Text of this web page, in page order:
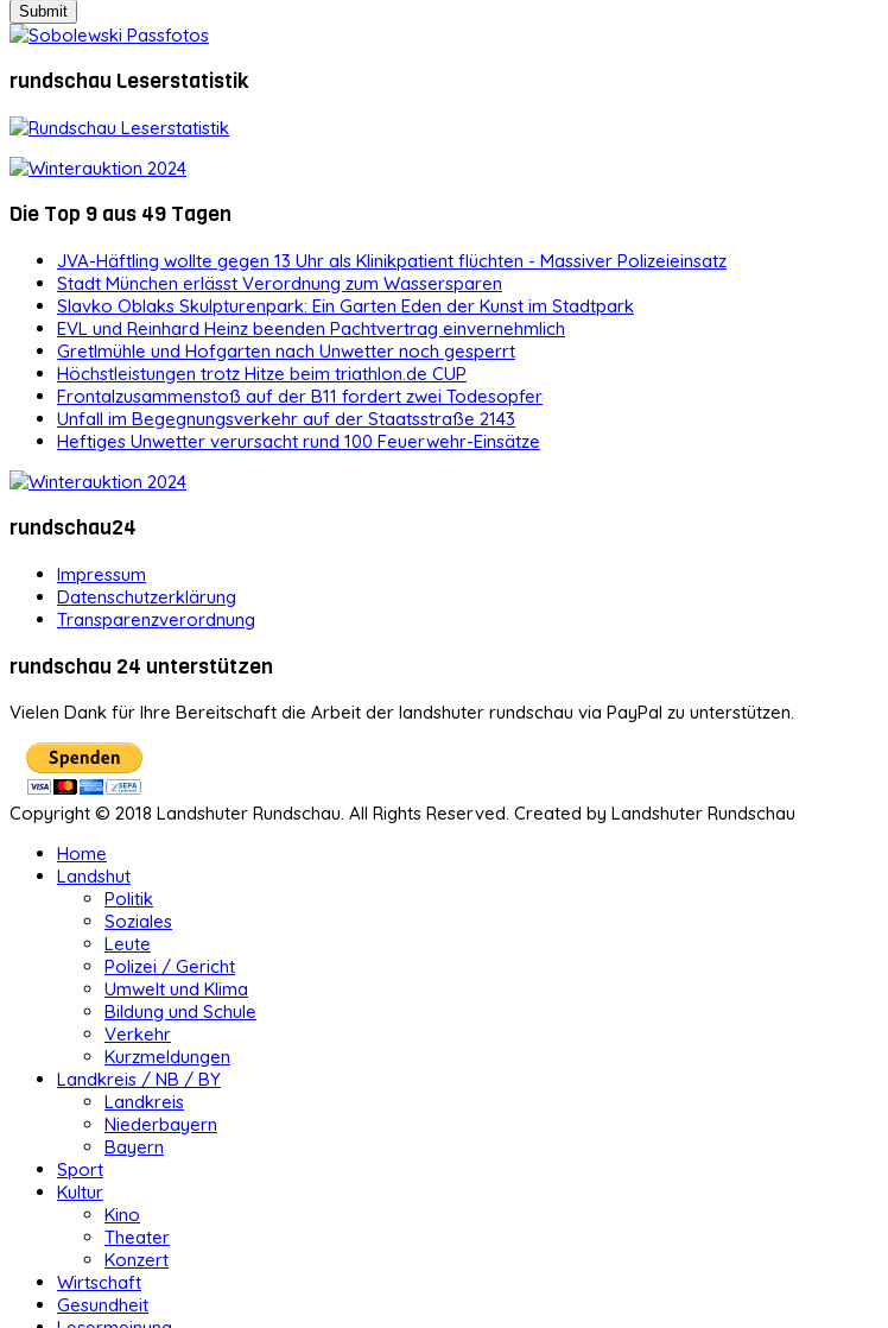
rundschau Leserstatistik
Die Top 9 aus 49 Tagen
JVA-Häftling wollte gegen 13 Uhr als Klinikpatient flüchten - Massiver Polizeieinsatz
Stadt München erlässt Verordnung zum Wassersparen
Slavko Oblaks Skulpturenpark: Ein Garten Eden der Kunst im Stadtpark
EVL und Reinhard Heinz beenden Pachtvertrag einvernehmlich
Gretlmühle und Hofgarten nach Unwetter noch gesperrt
Höchstleistungen trotz Hitze beim triathlon.de CUP
Frontalzusammenstoß auf der B11 fordert zwei Todesopfer
Unfall im Begegnungsverkehr auf der Staatsstraße 2143
Heftiges Unwetter verursacht rund 100 Feuerwehr-Einsätze
rundschau24
Impressum
Datenschutzerklärung
Transparenzverordnung
rundschau 24 unterstützen
Vielen Dank für Ihre Bereitschaft die Arbeit der landshuter rundschau via PayPal zu unterstützen.
Copyright © 2018 Landshuter Rundschau. All Rights Reserved. Created by Landshuter Rundschau
Home
Landshut
Politik
Soziales
Leute
Polizei / Gericht
Umwelt und Klima
Bildung und Schule
Verkehr
Kurzmeldungen
Landkreis / NB / BY
Landkreis
Niederbayern
Bayern
Sport
Kultur
Kino
Theater
Konzert
Wirtschaft
Gesundheit